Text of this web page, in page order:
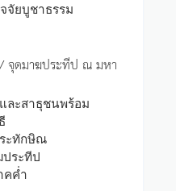
จัยบูชาธรรม
จุดมาฆประทีป ณ มหา
ละสาธุชนพร้อม
ระทักษิณ
ประทีป
คค่ำ